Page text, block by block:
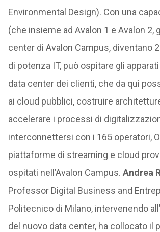
Environmental Design). Con una
(che insieme ad Avalon 1 e Avalon 2,
center di Avalon Campus, diventano
di potenza IT, può ospitare gli
data center dei clienti, che da qui
ai cloud pubblici, costruire
accelerare i processi di
interconnettersi con i 165 operatori,
piattaforme di streaming e cloud
ospitati nell’Avalon Campus. Andrea
Professor Digital Business and
Politecnico di Milano, intervenendo
del nuovo data center, ha collocato il